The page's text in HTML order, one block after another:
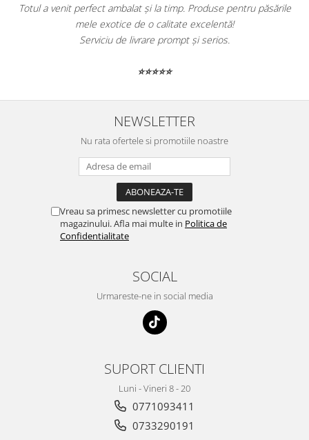
Totul a venit perfect ambalat și la timp. Produse pentru păsările
mele exotice de o calitate excelentă!
Serviciu de livrare prompt și serios.
⭐⭐⭐⭐⭐
NEWSLETTER
Nu rata ofertele si promotiile noastre
Vreau sa primesc newsletter cu promotiile
magazinului. Afla mai multe in Politica de
Confidentialitate
SOCIAL
Urmareste-ne in social media
SUPORT CLIENTI
Luni - Vineri 8 - 20
0771093411
0733290191